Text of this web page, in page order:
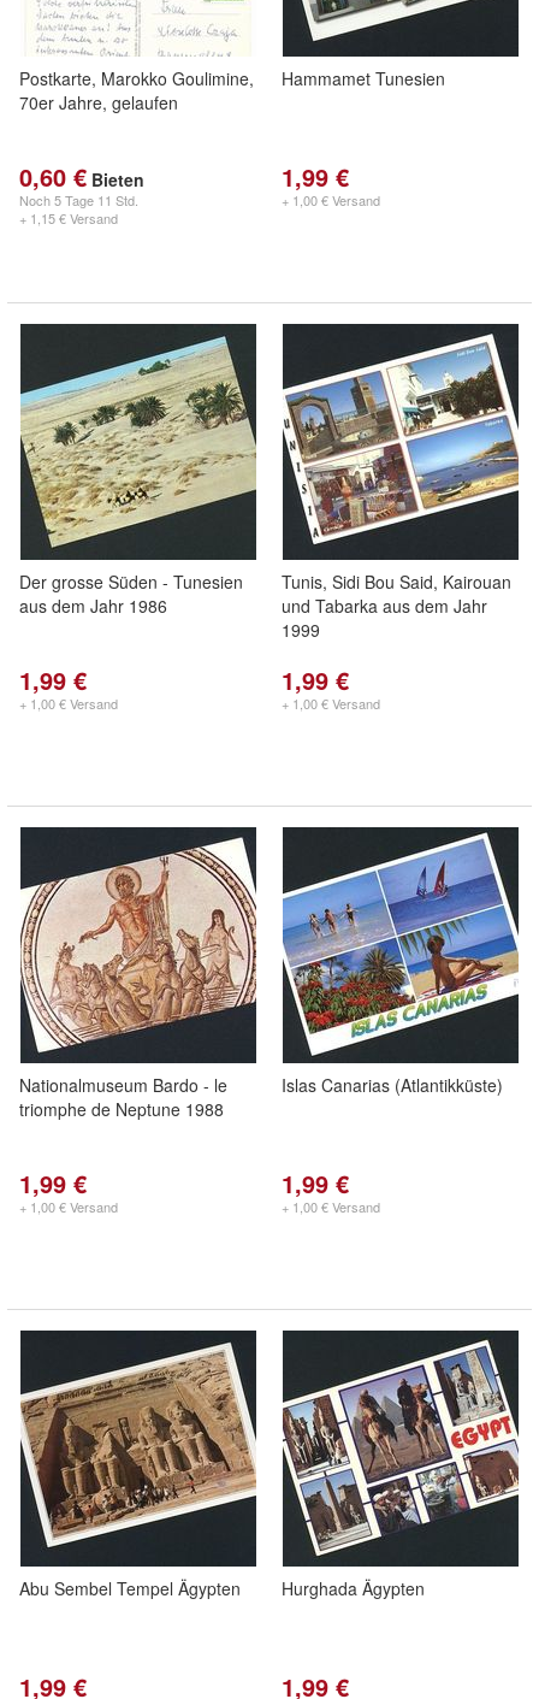
Postkarte, Marokko Goulimine,
70er Jahre, gelaufen
0,60 € Bieten
Noch5 Tage 11 Std.
+ 1,15 € Versand
Hammamet Tunesien
1,99 €
+ 1,00 € Versand
Der grosse Süden - Tunesien
aus dem Jahr 1986
1,99 €
+ 1,00 € Versand
Tunis, Sidi Bou Said, Kairouan
und Tabarka aus dem Jahr
1999
1,99 €
+ 1,00 € Versand
Nationalmuseum Bardo - le
triomphe de Neptune 1988
1,99 €
+ 1,00 € Versand
Islas Canarias (Atlantikküste)
1,99 €
+ 1,00 € Versand
Abu Sembel Tempel Ägypten
1,99 €
Hurghada Ägypten
1,99 €